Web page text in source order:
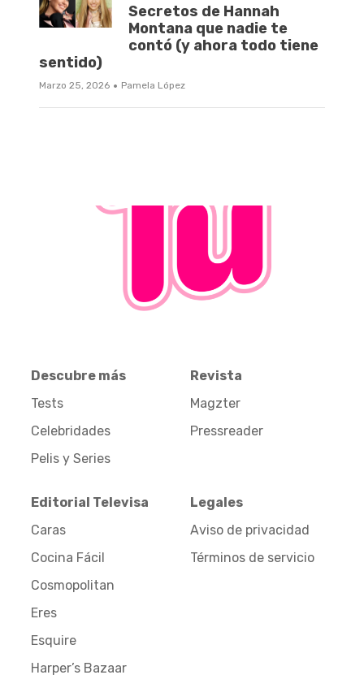
Secretos de Hannah
Montana que nadie te
contó (y ahora todo tiene
sentido)
Marzo 25, 2026 · Pamela López
Descubre más
Tests
Celebridades
Pelis y Series
Revista
Magzter
Pressreader
Editorial Televisa
Caras
Cocina Fácil
Cosmopolitan
Eres
Esquire
Harper’s Bazaar
Legales
Aviso de privacidad
Términos de servicio